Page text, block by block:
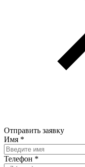
Отправить заявку
Имя *
Телефон *